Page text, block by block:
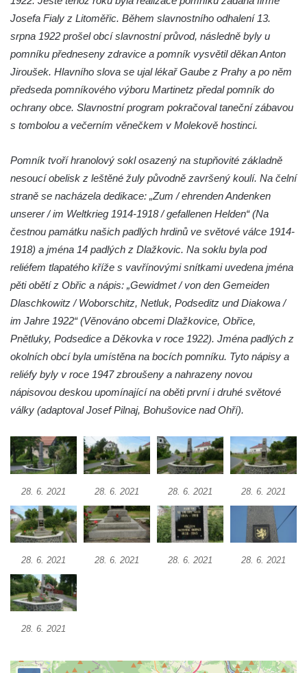
Pomník obětem válek v Hrobčicích
Pomník obětem válek v Mirošovicích
Hrob vojáků Rudé armády na hřbitově v
Račicích
Hrob Jiřího Dovhomilji na hřbitově v
Račicích
Hrob Josefa Moravce a Miroslava Moravce
na hřbitově v Dobříni
Pomník obětem válek na hřbitově v Dobříni
Pomník obětem 1. světové války v Lužici
Kenotaf Josefa Matese na hřbitově v Lužici
Kenotaf Emila Miksche na hřbitově v Lužici
Kenotaf Antonína Krause na hřbitově v
Lužici
Pomník vojákům Rudé armády na hřbitově
v Kozlech
Pomník obětem 2. světové války v parku
Walthera von der Vogelweide v Duchcově
Památník obětem holokaustu v Lipové ulici
v Duchcově
Pomník obětem válek v Jeníkově
Pomník obětem 2. světové války v parku v
Mikulášovicích
Pomník obětem bombardování 8. 5. 1945 v
Josefa Fialy z Litoměřic. Během slavnostního odhalení 13.
srpna 1922 prošel obcí slavnostní průvod, následně byly u
pomníku předneseny zdravice a pomník vysvětil děkan Anton
Jiroušek. Hlavního slova se ujal lékař Gaube z Prahy a po něm
předseda pomníkového výboru Martinetz předal pomník do
ochrany obce. Slavnostní program pokračoval taneční zábavou
s tombolou a večerním věnečkem v Molekově hostinci.
Pomník tvoří hranolový sokl osazený na stupňovité základně
nesoucí obelisk z leštěné žuly původně završený koulí. Na čelní
straně se nacházela dedikace: „Zum / ehrenden Andenken
unserer / im Weltkrieg 1914-1918 / gefallenen Helden“ (Na
čestnou památku našich padlých hrdinů ve světové válce 1914-
1918) a jména 14 padlých z Dlažkovic. Na soklu byla pod
reliéfem tlapatého kříže s vavřínovými snítkami uvedena jména
pěti obětí z Obřic a nápis: „Gewidmet / von den Gemeiden
Dlaschkowitz / Woborschitz, Netluk, Podseditz und Diakowa /
im Jahre 1922“ (Věnováno obcemi Dlažkovice, Obřice,
Pnětluky, Podsedice a Děkovka v roce 1922). Jména padlých z
okolních obcí byla umístěna na bocích pomníku. Tyto nápisy a
reliéfy byly v roce 1947 zbroušeny a nahrazeny novou
nápisovou deskou upomínající na oběti první i druhé světové
války (adaptoval Josef Pilnaj, Bohušovice nad Ohří).
28. 6. 2021 28. 6. 2021 28. 6. 2021 28. 6. 2021
28. 6. 2021 28. 6. 2021 28. 6. 2021 28. 6. 2021
28. 6. 2021